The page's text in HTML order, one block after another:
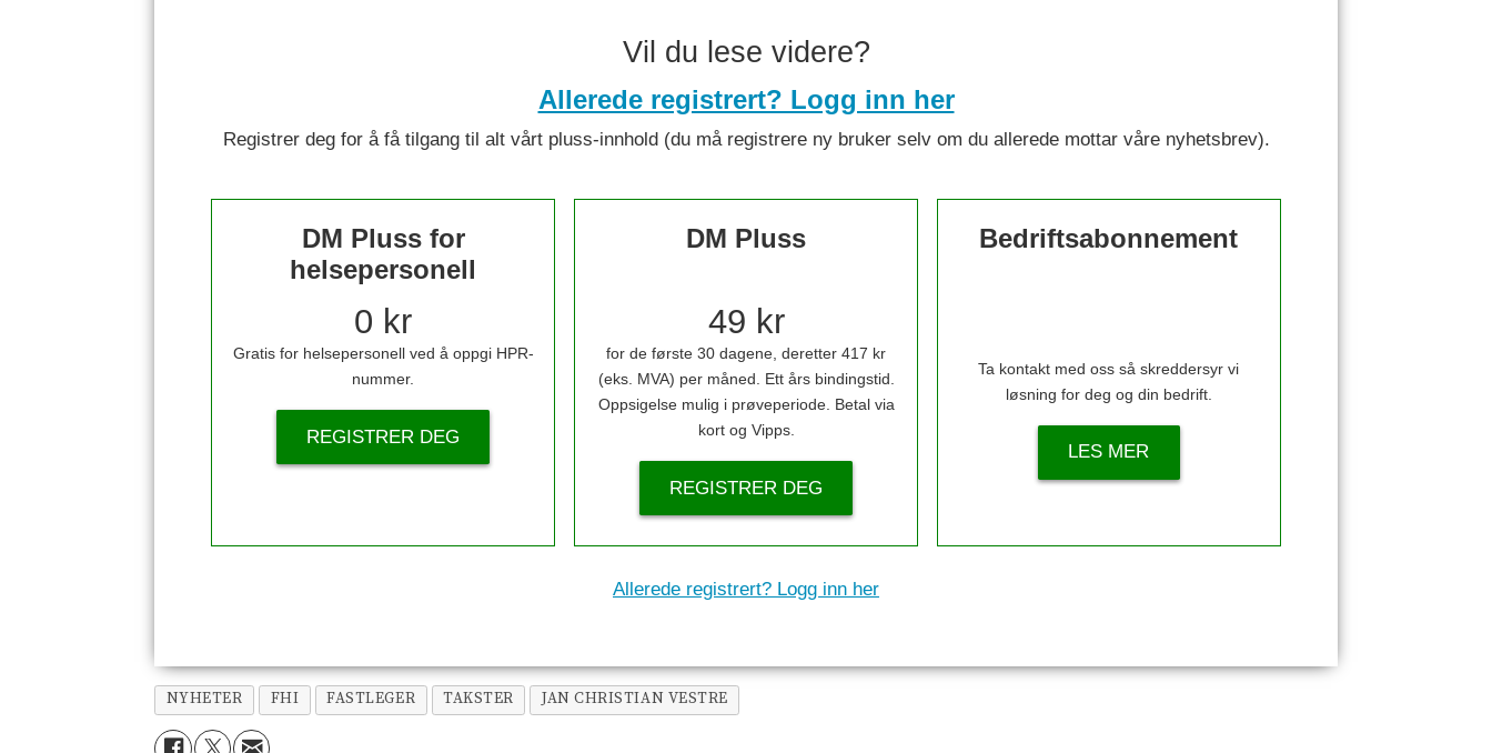
Vil du lese videre?
Allerede registrert? Logg inn her
Registrer deg for å få tilgang til alt vårt pluss-innhold (du må registrere ny bruker selv om du allerede mottar våre nyhetsbrev).
DM Pluss for
helsepersonell
0 kr
Gratis for helsepersonell ved å oppgi HPR-
nummer.
REGISTRER DEG
DM Pluss
49 kr
for de første 30 dagene, deretter 417 kr
(eks. MVA) per måned. Ett års bindingstid.
Oppsigelse mulig i prøveperiode. Betal via
kort og Vipps.
REGISTRER DEG
Bedriftsabonnement
Ta kontakt med oss så skreddersyr vi
løsning for deg og din bedrift.
LES MER
Allerede registrert? Logg inn her
NYHETER FHI FASTLEGER TAKSTER JAN CHRISTIAN VESTRE